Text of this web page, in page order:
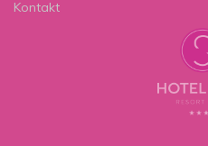
Kontakt